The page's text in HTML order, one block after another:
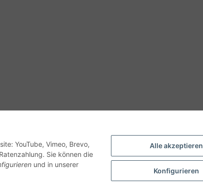
Alle akzeptieren
Konfigurieren
YouTube, Vimeo, Brevo,
Sie können die
und in unserer
sein und vom Produkt abweichen.